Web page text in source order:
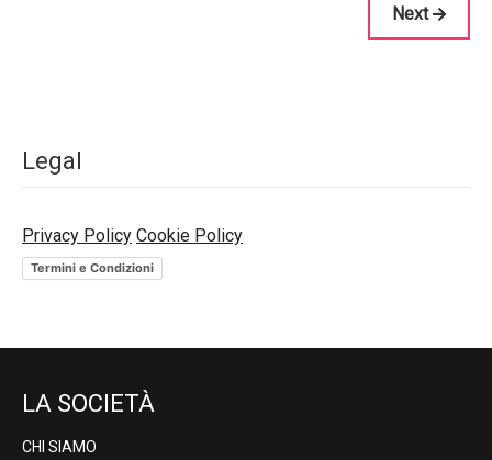
Next
Legal
Privacy Policy Cookie Policy
Termini e Condizioni
LA SOCIETÀ
CHI SIAMO